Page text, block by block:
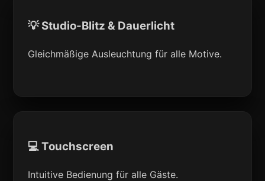
💡 Studio-Blitz & Dauerlicht
Gleichmäßige Ausleuchtung für alle Motive.
💻 Touchscreen
Intuitive Bedienung für alle Gäste.